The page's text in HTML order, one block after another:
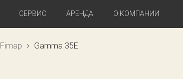
СЕРВИС АРЕНДА О КОМПАНИИ
Fimap Gamma 35E